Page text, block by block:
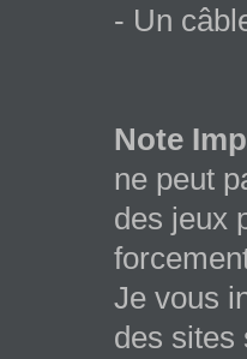
- Un
Note
ne peut
des jeux
Je vous
des